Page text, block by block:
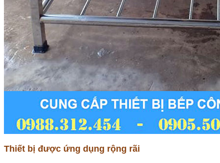
Thiết bị được ứng dụng rộng rãi